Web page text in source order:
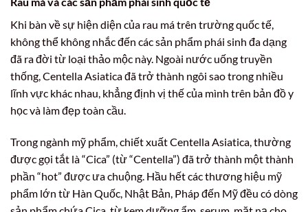
Khi bàn về sự hiện diện của rau má trên trường quốc tế,
không thể không nhắc đến các sản phẩm phái sinh đa dạng
đã ra đời từ loại thảo mộc này. Ngoài nước uống truyền
thống, Centella Asiatica đã trở thành ngôi sao trong nhiều
lĩnh vực khác nhau, khẳng định vị thế của mình trên bản đồ y
học và làm đẹp toàn cầu.
Trong ngành mỹ phẩm, chiết xuất Centella Asiatica, thường
được gọi tắt là “Cica” (từ “Centella”) đã trở thành một thành
phần “hot” được ưa chuộng. Hầu hết các thương hiệu mỹ
phẩm lớn từ Hàn Quốc, Nhật Bản, Pháp đến Mỹ đều có dòng